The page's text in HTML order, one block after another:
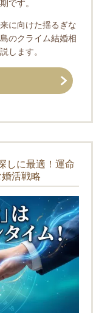
です。
に向けた揺るぎな
のクライム結婚相
します。
しに最適！運命
活戦略